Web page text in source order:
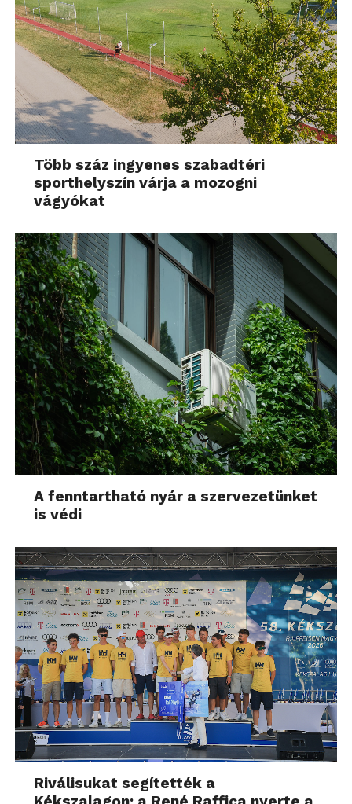
Több száz ingyenes szabadtéri
sporthelyszín várja a mozogni
vágyókat
A fenntartható nyár a szervezetünket
is védi
Riválisukat segítették a